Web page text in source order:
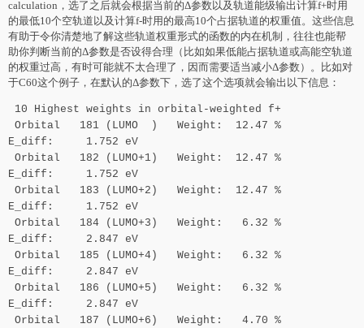
calculation，选了之后就会根据当前的Δ参数以及轨道能级输出计算f+时用
的最低10个空轨道以及计算f-时用的最高10个占据轨道的权重值。这些信息
有助于令你清楚地了解这些轨道权重形式的函数的内在机制，往往也能帮
助你判断当前的Δ参数是否设得合理（比如如果低能占据轨道或高能空轨道
的权重过高，有时可能就不太合理了，因而需要适当减小Δ参数）。比如对
于C60这个例子，在默认的Δ参数下，选了这个选项就会输出以下信息：
10 Highest weights in orbital-weighted f+
Orbital 181 (LUMO ) Weight: 12.47 %
E_diff: 1.752 eV
Orbital 182 (LUMO+1) Weight: 12.47 %
E_diff: 1.752 eV
Orbital 183 (LUMO+2) Weight: 12.47 %
E_diff: 1.752 eV
Orbital 184 (LUMO+3) Weight: 6.32 %
E_diff: 2.847 eV
Orbital 185 (LUMO+4) Weight: 6.32 %
E_diff: 2.847 eV
Orbital 186 (LUMO+5) Weight: 6.32 %
E_diff: 2.847 eV
Orbital 187 (LUMO+6) Weight: 4.70 %